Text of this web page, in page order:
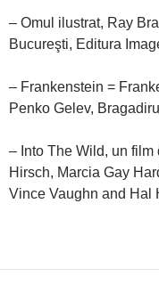
– Omul ilustrat, Ray
Bucureşti, Editura
– Frankenstein =
Penko Gelev,
– Into The Wild, un
Hirsch, Marcia Gay
Vince Vaughn and Hal